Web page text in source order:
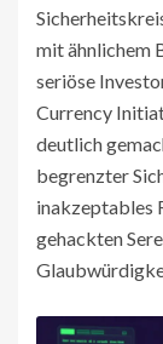
mit ähnlichem
seriöse
Currency
deutlich
begrenzter
inakzeptables
gehackten